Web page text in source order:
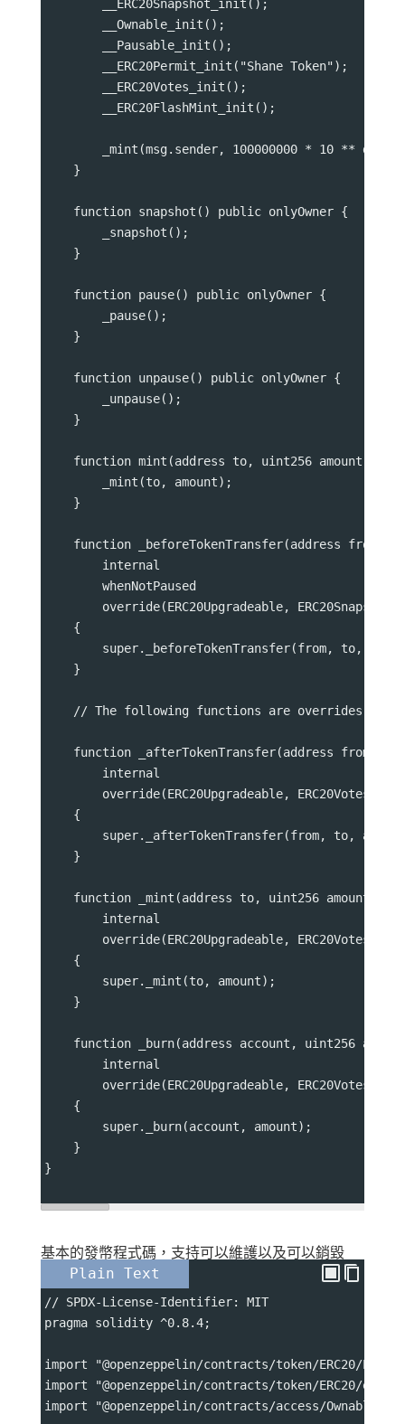
        __ERC20Snapshot_init();
        __Ownable_init();
        __Pausable_init();
        __ERC20Permit_init("Shane Token");
        __ERC20Votes_init();
        __ERC20FlashMint_init();
_mint(msg.sender, 100000000 * 10 **
    }
    function snapshot() public onlyOwner {
        _snapshot();
    }
    function pause() public onlyOwner {
        _pause();
    }
    function unpause() public onlyOwner {
        _unpause();
    }
function mint(address to, uint256 amount)
        _mint(to, amount);
    }
function _beforeTokenTransfer(address from,
        internal
        whenNotPaused
override(ERC20Upgradeable,
    {
super._beforeTokenTransfer(from, to,
    }
// The following functions are overrides
function _afterTokenTransfer(address from,
        internal
override(ERC20Upgradeable,
    {
super._afterTokenTransfer(from, to,
    }
    function _mint(address to, uint256 amount)
        internal
override(ERC20Upgradeable,
    {
        super._mint(to, amount);
    }
function _burn(address account, uint256
        internal
override(ERC20Upgradeable,
    {
        super._burn(account, amount);
    }
}
基本的發幣程式碼，支持可以維護以及可以銷毀
Plain Text
// SPDX-License-Identifier: MIT
pragma solidity ^0.8.4;
import "@openzeppelin/contracts/token/ERC20/
import "@openzeppelin/contracts/token/ERC20/
import "@openzeppelin/contracts/access/